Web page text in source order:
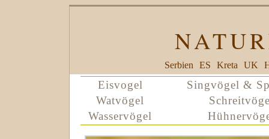
Serbien ES Kreta UK
Eisvogel
Singvögel &
Watvögel
Wasservögel